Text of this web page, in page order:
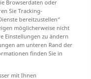
Browserdaten oder
Sie Tracking-
bereitzustellen“
möglicherweise nicht
Einstellungen zu ändern
am unteren Rand der
finden Sie in
mit Ihnen